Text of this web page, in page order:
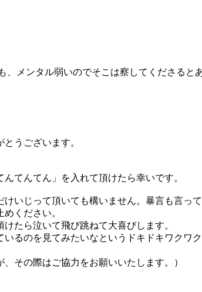
メンタル弱いのでそこは察してくださると
うございます。
てんてん」を入れて頂けたら幸いです。
いじって頂いても構いません。暴言も言っ
ください。
たら泣いて飛び跳ねて大喜びします。
るのを見てみたいなというドキドキワクワ
その際はご協力をお願いいたします。）